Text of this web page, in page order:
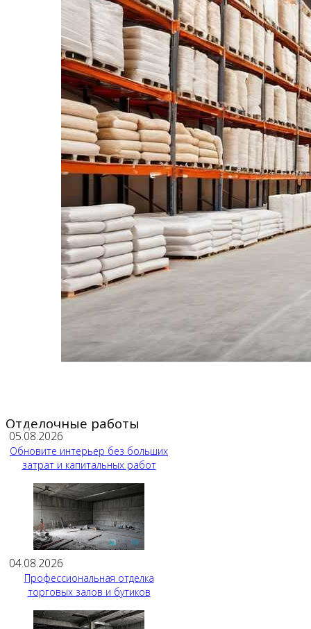
Отделочные работы
05.08.2026
Обновите интерьер без больших
затрат и капитальных работ
04.08.2026
Профессиональная отделка
торговых залов и бутиков